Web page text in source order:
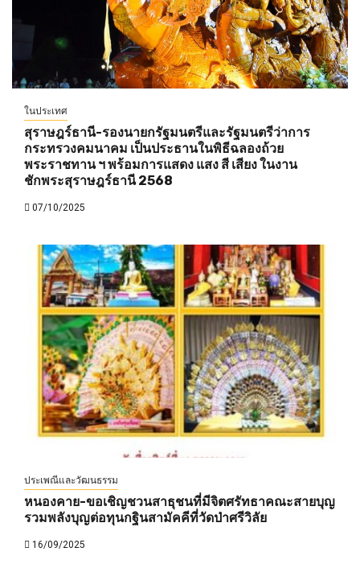
ในประเทศ
สุราษฎร์ธานี-รองนายกรัฐมนตรีและรัฐมนตรีว่าการ
กระทรวงคมนาคม เป็นประธานในพิธีฉลองถ้วย
พระราชทาน ฯ พร้อมการแสดง แสง สี เสียง ในงาน
ชักพระสุราษฎร์ธานี 2568
07/10/2025
ประเพณีและวัฒนธรรม
หนองคาย-ขอเชิญชวนสาธุชนที่มีจิตศรัทธาคณะสายบุญ
รวมพลังบุญต่อทุนกฐินสามัคคีที่วัดป่าศรีวิลัย
16/09/2025